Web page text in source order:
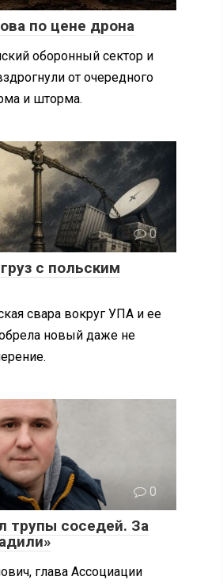
по цене дрона
оборонный сектор и
от очередного
и шторма.
0
с польским
свара вокруг УПА и ее
новый даже не
0
трупы соседей. За
глава Ассоциации